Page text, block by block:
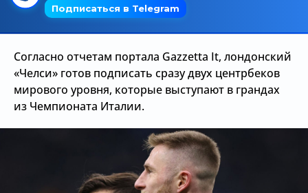
Согласно отчетам портала Gazzetta It, лондонский
«Челси» готов подписать сразу двух центрбеков
мирового уровня, которые выступают в грандах
из Чемпионата Италии.
Контакты